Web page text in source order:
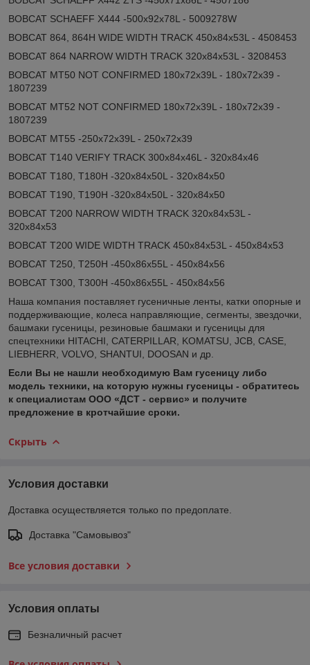
BOBCAT SCHAEFF X444 -500x92x78L - 5009278W
BOBCAT 864, 864H WIDE WIDTH TRACK 450x84x53L - 4508453
BOBCAT 864 NARROW WIDTH TRACK 320x84x53L - 3208453
BOBCAT MT50 NOT CONFIRMED 180x72x39L - 180x72x39 -
1807239
BOBCAT MT52 NOT CONFIRMED 180x72x39L - 180x72x39 -
1807239
BOBCAT MT55 -250x72x39L - 250x72x39
BOBCAT T140 VERIFY TRACK 300x84x46L - 320x84x46
BOBCAT T180, T180H -320x84x50L - 320x84x50
BOBCAT T190, T190H -320x84x50L - 320x84x50
BOBCAT T200 NARROW WIDTH TRACK 320x84x53L -
320x84x53
BOBCAT T200 WIDE WIDTH TRACK 450x84x53L - 450x84x53
BOBCAT T250, T250H -450x86x55L - 450x84x56
BOBCAT T300, T300H -450x86x55L - 450x84x56
Наша компания поставляет гусеничные ленты, катки опорные и
поддерживающие, колеса направляющие, сегменты, звездочки,
башмаки гусеницы, резиновые башмаки и гусеницы для
спецтехники HITACHI, CATERPILLAR, KOMATSU, JCB, CASE,
LIEBHERR, VOLVO, SHANTUI, DOOSAN и др.
Если Вы не нашли необходимую Вам гусеницу либо
модель техники, на которую нужны гусеницы - обратитесь
к специалистам ООО «ДСТ - сервис» и получите
предложение в кротчайшие сроки.
Скрыть
Условия доставки
Доставка осуществляется только по предоплате.
Доставка "Самовывоз"
Все условия доставки
Условия оплаты
Безналичный расчет